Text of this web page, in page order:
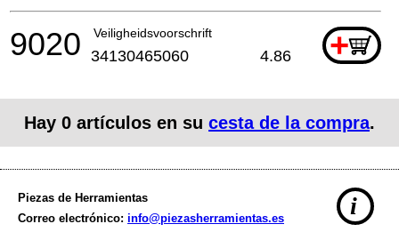
Veiligheidsvoorschrift +
9020 34130465060 4.86
Hay 0 artículos en su cesta de la compra.
Piezas de Herramientas
Correo electrónico: info@piezasherramientas.es i